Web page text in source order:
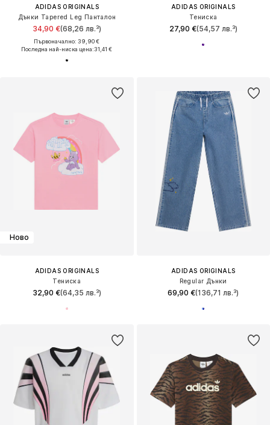
ADIDAS ORIGINALS
Дънки Tapered Leg Панталон
34,90 €(68,26 лв.³)
Първоначално: 39,90 €
Последна най-ниска цена:31,41 €
ADIDAS ORIGINALS
Тениска
27,90 €(54,57 лв.³)
Ново
ADIDAS ORIGINALS
Тениска
32,90 €(64,35 лв.³)
ADIDAS ORIGINALS
Regular Дънки
69,90 €(136,71 лв.³)